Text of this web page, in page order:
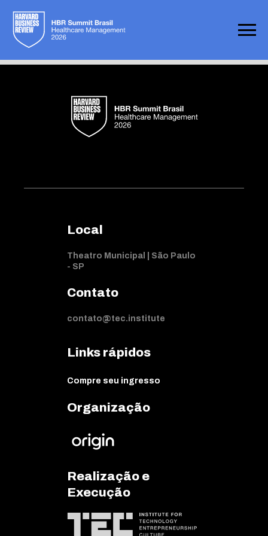
Not found
Local
Theatro Municipal | São Paulo
- SP
Contato
contato@tec.institute
Links rápidos
Compre seu ingresso
Organização
Realização e
Execução